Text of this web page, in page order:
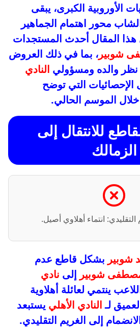
الأوروبية الكبرى، يبقى
محور اهتمام الجماهير
هذا المقال أحدث المستجدات
شوبير، بما في ذلك العروض
نظر والده ومسؤولي النادي
الإحصائيات التي توضح
الموسم الحالي.
للانتقال إلى
الزمالك
التقليدي: انتماء أهلاوي أصيل.
شوبير بشكل قاطع عدم
شوبير إلى نادي
ينتمي لعائلة أهلاوية
لـالنادي الأهلي يستبعد
إلى الغريم التقليدي.